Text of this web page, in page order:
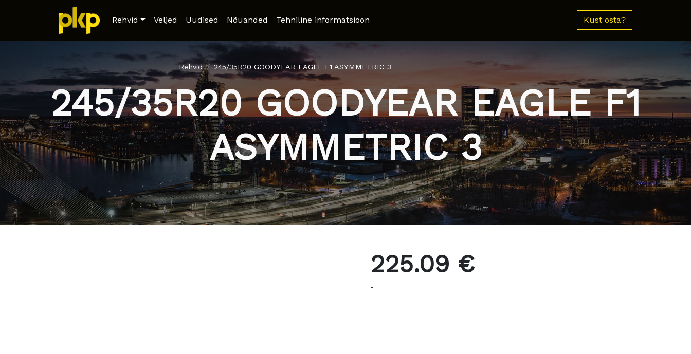
Rehvid Veljed Uudised Nõuanded Tehniline informatsioon Kust osta?
Rehvid 245/35R20 GOODYEAR EAGLE F1 ASYMMETRIC 3
245/35R20 GOODYEAR EAGLE F1
ASYMMETRIC 3
225.09 €
-